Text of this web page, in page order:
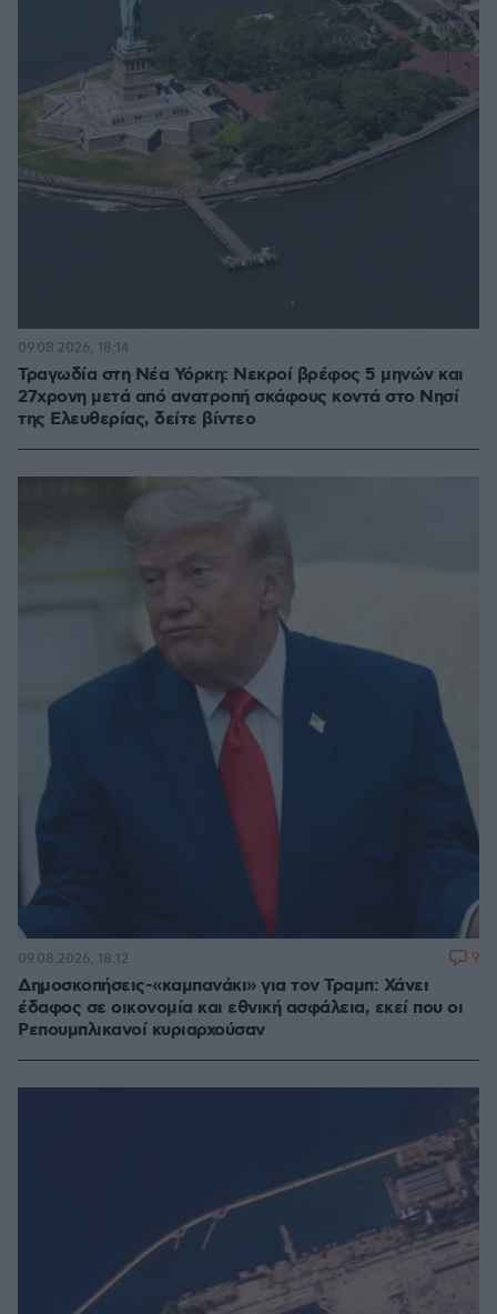
Τραγωδία στη Νέα Υόρκη: Νεκροί βρέφος 5 μηνών και
27χρονη μετά από ανατροπή σκάφους κοντά στο Νησί
της Ελευθερίας, δείτε βίντεο
09.08.2026, 18:14
Δημοσκοπήσεις-«καμπανάκι» για τον Τραμπ: Χάνει
έδαφος σε οικονομία και εθνική ασφάλεια, εκεί που οι
Ρεπουμπλικανοί κυριαρχούσαν
09.08.2026, 18:12 9